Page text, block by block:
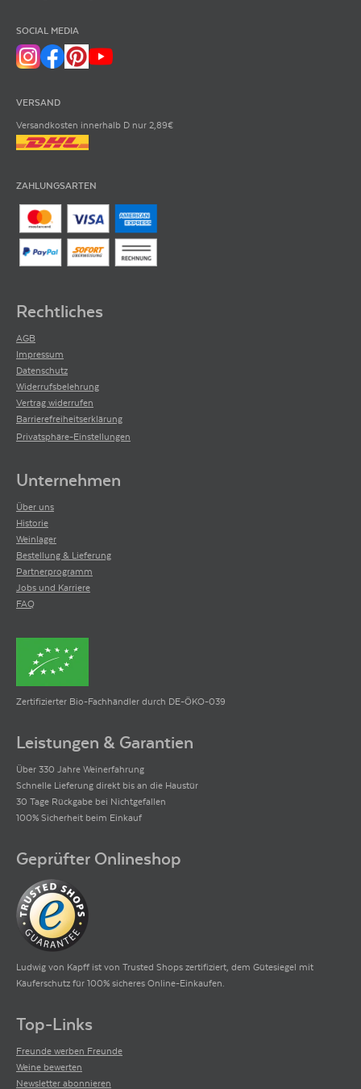
SOCIAL MEDIA
VERSAND
Versandkosten innerhalb D nur 2,89€
ZAHLUNGSARTEN
Rechtliches
AGB
Impressum
Datenschutz
Widerrufsbelehrung
Vertrag widerrufen
Barrierefreiheitserklärung
Privatsphäre-Einstellungen
Unternehmen
Über uns
Historie
Weinlager
Bestellung & Lieferung
Partnerprogramm
Jobs und Karriere
FAQ
Zertifizierter Bio-Fachhändler durch DE-ÖKO-039
Leistungen & Garantien
Über 330 Jahre Weinerfahrung
Schnelle Lieferung direkt bis an die Haustür
30 Tage Rückgabe bei Nichtgefallen
100% Sicherheit beim Einkauf
Geprüfter Onlineshop
Ludwig von Kapff ist von Trusted Shops zertifiziert, dem Gütesiegel mit
Käuferschutz für 100% sicheres Online-Einkaufen.
Top-Links
Freunde werben Freunde
Weine bewerten
Newsletter abonnieren